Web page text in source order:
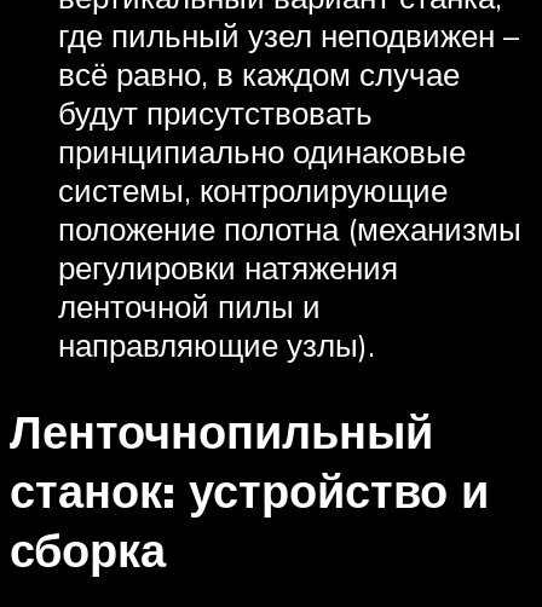
где пильный узел неподвижен –
всё равно, в каждом случае
будут присутствовать
принципиально одинаковые
системы, контролирующие
положение полотна (механизмы
регулировки натяжения
ленточной пилы и
направляющие узлы).
Ленточнопильный
станок: устройство и
сборка